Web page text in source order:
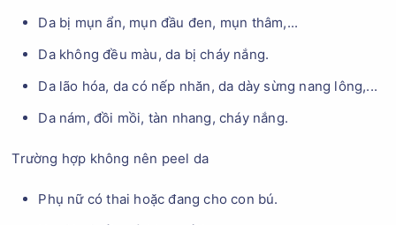
Da bị mụn ẩn, mụn đầu đen, mụn thâm,...
Da không đều màu, da bị cháy nắng.
Da lão hóa, da có nếp nhăn, da dày sừng nang lông,...
Da nám, đồi mồi, tàn nhang, cháy nắng.
Trường hợp không nên peel da
Phụ nữ có thai hoặc đang cho con bú.